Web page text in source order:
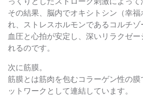
その結果、脳内でオキシトシン（幸
れ、ストレスホルモンであるコルチゾ
血圧と心拍が安定し、深いリラクゼ
れるのです。
次に筋膜。
筋膜とは筋肉を包むコラーゲン性の
ットワークとして連結しています。